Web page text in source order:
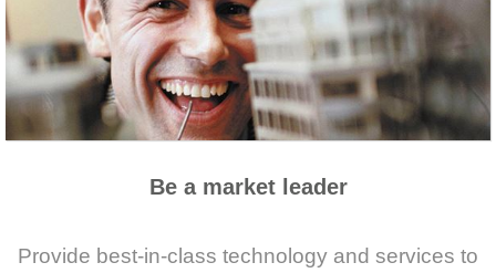
Be a market leader
Provide best-in-class technology and services to